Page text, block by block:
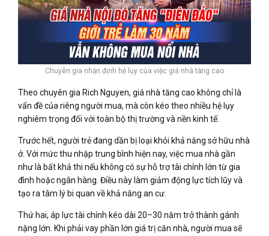
Chuyên gia nhận định hệ lụy của việc giá nhà tăng cao
Theo chuyên gia Rich Nguyen, giá nhà tăng cao không chỉ là
vấn đề của riêng người mua, mà còn kéo theo nhiều hệ lụy
nghiêm trọng đối với toàn bộ thị trường và nền kinh tế.
Trước hết, người trẻ đang dần bị loại khỏi khả năng sở hữu nhà
ở. Với mức thu nhập trung bình hiện nay, việc mua nhà gần
như là bất khả thi nếu không có sự hỗ trợ tài chính lớn từ gia
đình hoặc ngân hàng. Điều này làm giảm động lực tích lũy và
tạo ra tâm lý bi quan về khả năng an cư.
Thứ hai, áp lực tài chính kéo dài 20–30 năm trở thành gánh
nặng lớn. Khi phải vay phần lớn giá trị căn nhà, người mua sẽ